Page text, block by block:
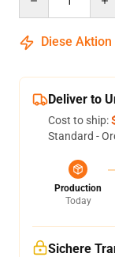
Diese
Deliver to
Cost to ship:
Standard -
Production
Today
Sichere